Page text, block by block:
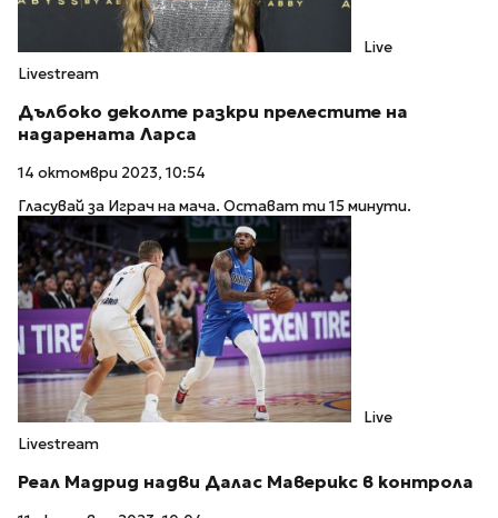
Live
Livestream
Дълбоко деколте разкри прелестите на
надарената Ларса
14 октомври 2023, 10:54
Гласувай за Играч на мача. Остават ти 15 минути.
Live
Livestream
Реал Мадрид надви Далас Маверикс в контрола